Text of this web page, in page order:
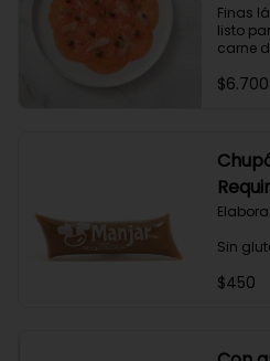
Finas
listo
carne
$6.700
Sin
Sin
$450